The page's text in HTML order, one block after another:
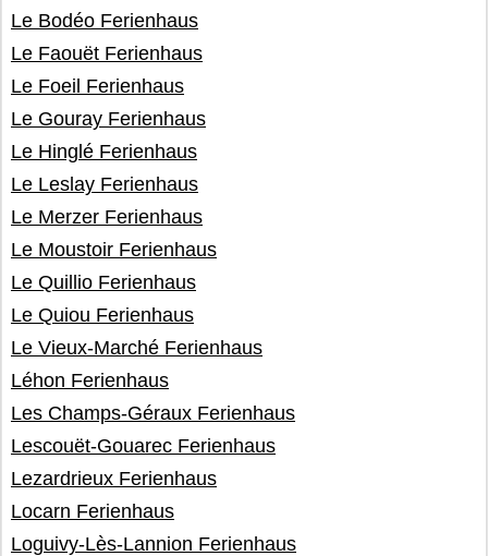
Le Bodéo Ferienhaus
Le Faouët Ferienhaus
Le Foeil Ferienhaus
Le Gouray Ferienhaus
Le Hinglé Ferienhaus
Le Leslay Ferienhaus
Le Merzer Ferienhaus
Le Moustoir Ferienhaus
Le Quillio Ferienhaus
Le Quiou Ferienhaus
Le Vieux-Marché Ferienhaus
Léhon Ferienhaus
Les Champs-Géraux Ferienhaus
Lescouët-Gouarec Ferienhaus
Lezardrieux Ferienhaus
Locarn Ferienhaus
Loguivy-Lès-Lannion Ferienhaus